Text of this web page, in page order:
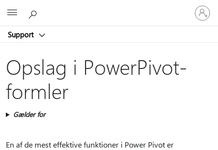
Support
Log
på
din
Opslag i PowerPivot-
formler
Gælder for
En af de mest effektive funktioner i Power Pivot er